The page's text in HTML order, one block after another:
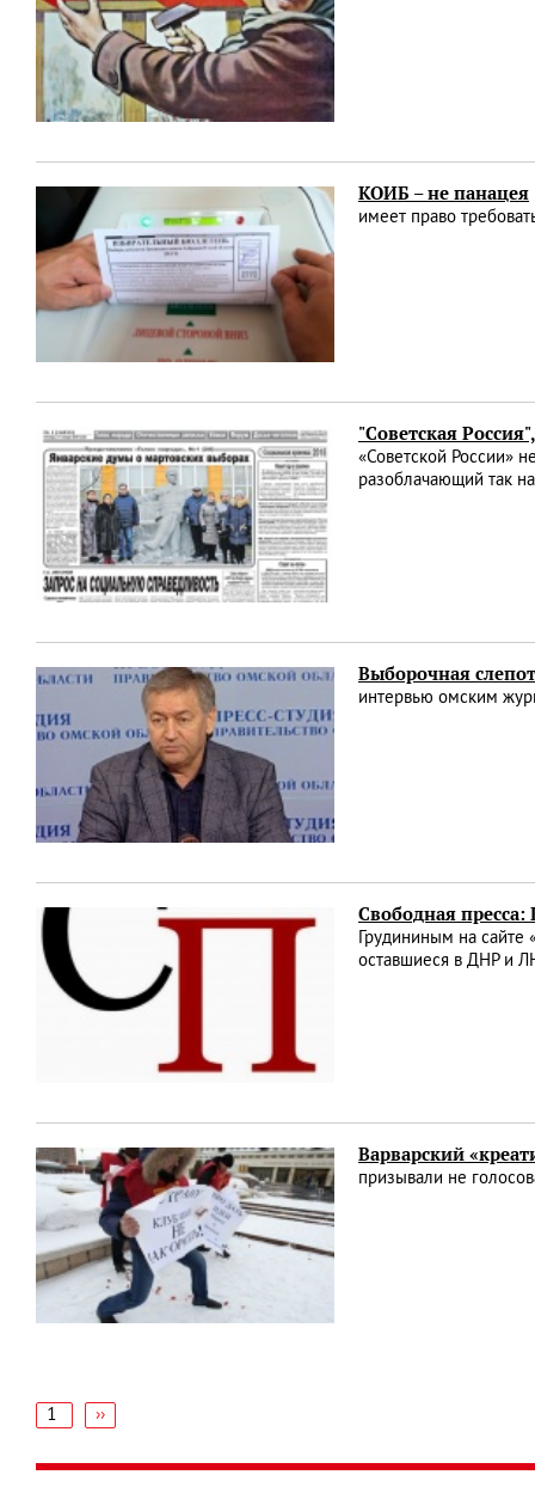
КОИБ – не панацея
имеет право
"Советская
«Советской России»
разоблачающий так
Выборочная
интервью омским
Свободная пресса:
Грудининым на
оставшиеся в ДНР и
Варварский
призывали не
страниц
1
Следующая
››